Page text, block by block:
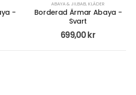
-
ABAYA & JILBAB, KLÄDER
Borderad Ärmar Abaya -
Svart
699,00kr